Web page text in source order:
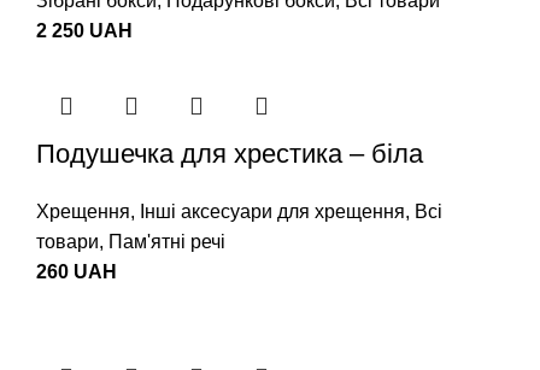
2 250 UAH
Подушечка для хрестика – біла
Хрещення, Інші аксесуари для хрещення, Всі
товари, Пам'ятні речі
260 UAH